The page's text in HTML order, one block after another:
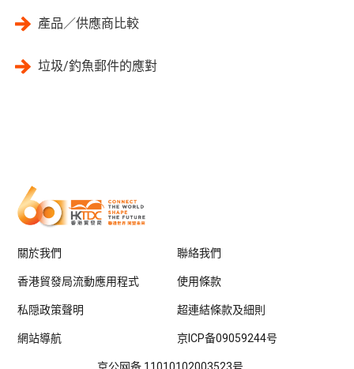
產品／供應商比較
垃圾/釣魚郵件的應對
關於我們 聯絡我們
香港貿發局流動應用程式 使用條款
私隠政策聲明 超連結條款及細則
網站導航 京ICP备09059244号